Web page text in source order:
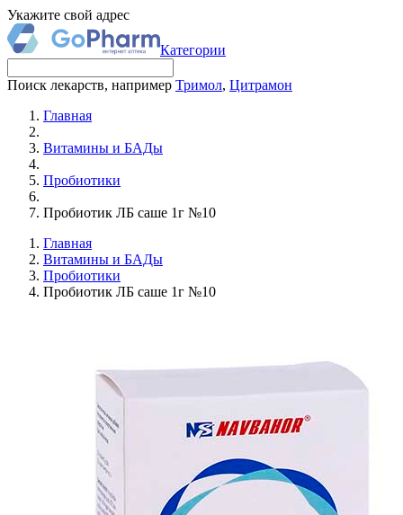
Укажите свой адрес
Категории
Поиск лекарств, например Тримол, Цитрамон
Главная
Витамины и БАДы
Пробиотики
Пробиотик ЛБ саше 1г №10
Главная
Витамины и БАДы
Пробиотики
Пробиотик ЛБ саше 1г №10